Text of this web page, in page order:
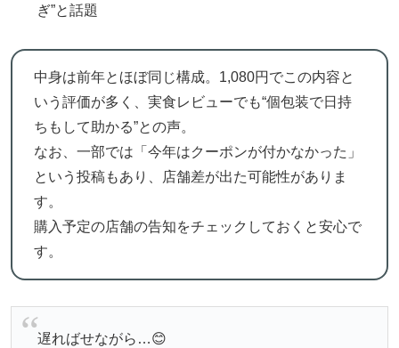
ぎ”と話題
中身は前年とほぼ同じ構成。1,080円でこの内容と
いう評価が多く、実食レビューでも“個包装で日持
ちもして助かる”との声。
なお、一部では「今年はクーポンが付かなかった」
という投稿もあり、店舗差が出た可能性がありま
す。
購入予定の店舗の告知をチェックしておくと安心で
す。
遅ればせながら…😊